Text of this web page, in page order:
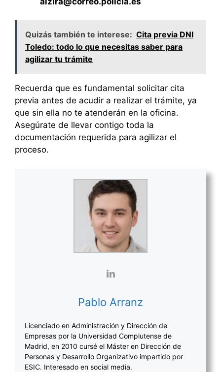
Quizás también te interese: Cita previa DNI
Toledo: todo lo que necesitas saber para
agilizar tu trámite
Recuerda que es fundamental solicitar cita
previa antes de acudir a realizar el trámite, ya
que sin ella no te atenderán en la oficina.
Asegúrate de llevar contigo toda la
documentación requerida para agilizar el
proceso.
Pablo Arranz
Licenciado en Administración y Dirección de
Empresas por la Universidad Complutense de
Madrid, en 2010 cursé el Máster en Dirección de
Personas y Desarrollo Organizativo impartido por
ESIC. Interesado en social media.